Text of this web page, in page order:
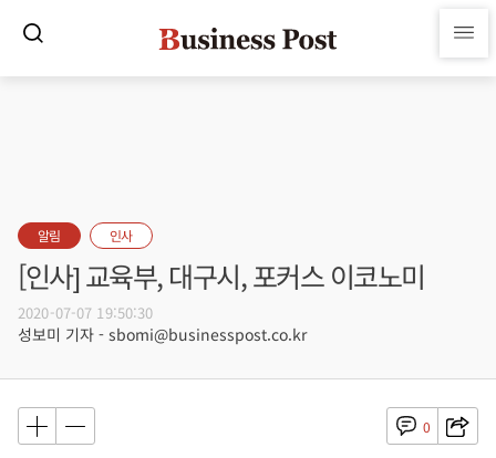
알림 인사
[인사] 교육부, 대구시, 포커스 이코노미
2020-07-07 19:50:30
성보미 기자 - sbomi@businesspost.co.kr
0